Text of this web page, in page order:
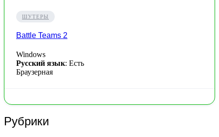
ШУТЕРЫ
Battle Teams 2
Windows
Русский язык: Есть
Браузерная
Рубрики